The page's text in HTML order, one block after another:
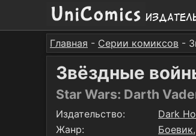
Главная - Серии комиксов -
Звёздные
Star Wars: Darth
Издательство:
Dark
Жанр:
Боевик,